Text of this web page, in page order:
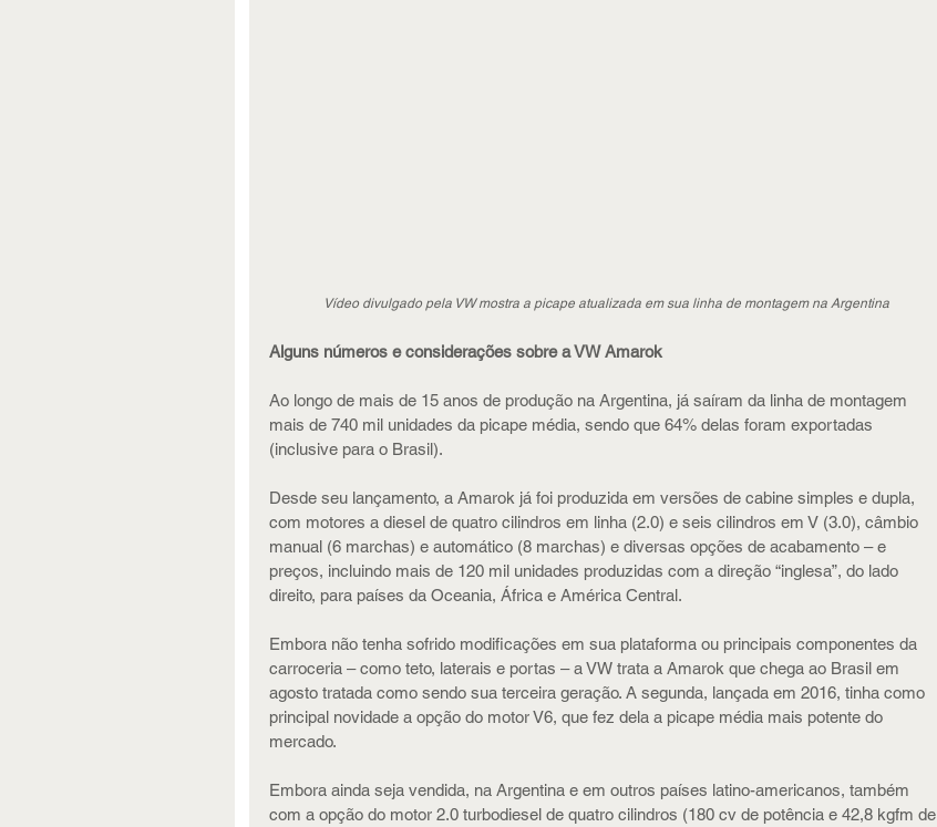
Vídeo divulgado pela VW mostra a picape atualizada em sua linha de montagem na Argentina
Alguns números e considerações sobre a VW Amarok
Ao longo de mais de 15 anos de produção na Argentina, já saíram da linha de montagem
mais de 740 mil unidades da picape média, sendo que 64% delas foram exportadas
(inclusive para o Brasil).
Desde seu lançamento, a Amarok já foi produzida em versões de cabine simples e dupla,
com motores a diesel de quatro cilindros em linha (2.0) e seis cilindros em V (3.0), câmbio
manual (6 marchas) e automático (8 marchas) e diversas opções de acabamento – e
preços, incluindo mais de 120 mil unidades produzidas com a direção “inglesa”, do lado
direito, para países da Oceania, África e América Central.
Embora não tenha sofrido modificações em sua plataforma ou principais componentes da
carroceria – como teto, laterais e portas – a VW trata a Amarok que chega ao Brasil em
agosto tratada como sendo sua terceira geração. A segunda, lançada em 2016, tinha como
principal novidade a opção do motor V6, que fez dela a picape média mais potente do
mercado.
Embora ainda seja vendida, na Argentina e em outros países latino-americanos, também
com a opção do motor 2.0 turbodiesel de quatro cilindros (180 cv de potência e 42,8 kgfm de